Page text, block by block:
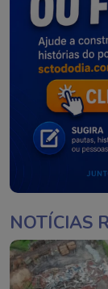
NOTÍCIAS